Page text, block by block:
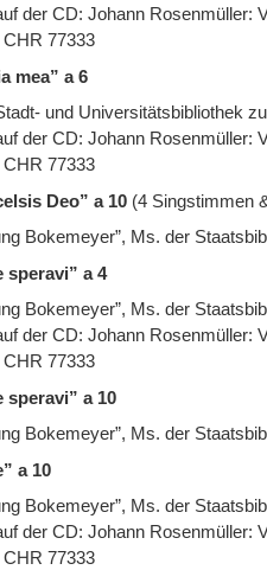
der CD: Johann Rosenmüller:
77333
mea” a 6
und Universitätsbibliothek
der CD: Johann Rosenmüller:
77333
Deo” a 10 (4 Singstimmen
Bokemeyer”, Ms. der
speravi” a 4
Bokemeyer”, Ms. der
der CD: Johann Rosenmüller:
77333
speravi” a 10
Bokemeyer”, Ms. der
a 10
Bokemeyer”, Ms. der
der CD: Johann Rosenmüller:
77333